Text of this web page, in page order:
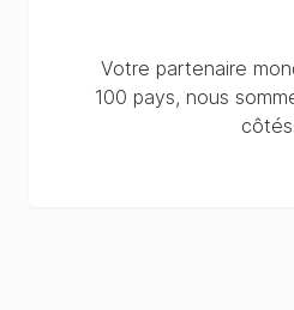
Votre partenaire
100 pays, nous
côtés.